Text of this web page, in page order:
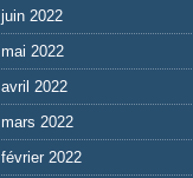
juin 2022
mai 2022
avril 2022
mars 2022
février 2022